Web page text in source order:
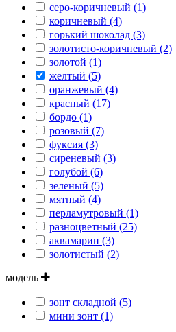
серо-коричневый (1)
коричневый (4)
горький шоколад (3)
золотисто-коричневый (2)
золотой (1)
желтый (5)
оранжевый (4)
красный (17)
бордо (1)
розовый (7)
фуксия (3)
сиреневый (3)
голубой (6)
зеленый (5)
мятный (4)
перламутровый (1)
разноцветный (25)
аквамарин (3)
золотистый (2)
модель
зонт складной (5)
мини зонт (1)